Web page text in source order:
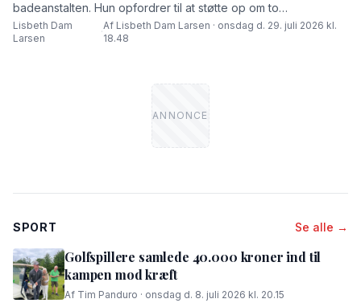
badeanstalten. Hun opfordrer til at støtte op om to
borgerforslag.
Lisbeth Dam
Larsen
·
Af Lisbeth Dam Larsen · onsdag d. 29. juli 2026 kl.
18.48
SPORT Se alle →
Golfspillere samlede 40.000 kroner ind til
kampen mod kræft
Af Tim Panduro · onsdag d. 8. juli 2026 kl. 20.15